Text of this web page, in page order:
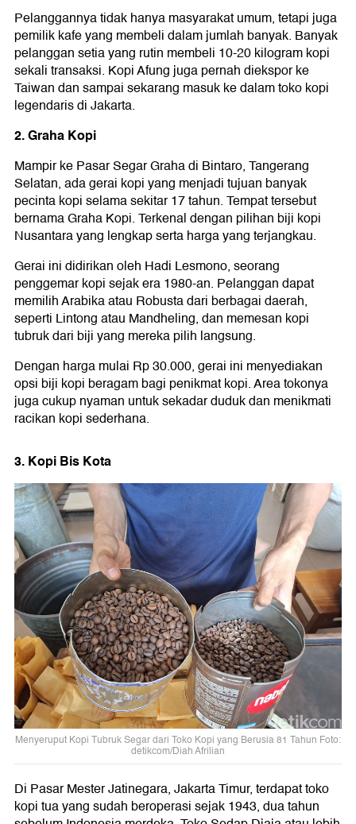
Pelanggannya tidak hanya masyarakat umum, tetapi juga
pemilik kafe yang membeli dalam jumlah banyak. Banyak
pelanggan setia yang rutin membeli 10-20 kilogram kopi
sekali transaksi. Kopi Afung juga pernah diekspor ke
Taiwan dan sampai sekarang masuk ke dalam toko kopi
legendaris di Jakarta.
2. Graha Kopi
Mampir ke Pasar Segar Graha di Bintaro, Tangerang
Selatan, ada gerai kopi yang menjadi tujuan banyak
pecinta kopi selama sekitar 17 tahun. Tempat tersebut
bernama Graha Kopi. Terkenal dengan pilihan biji kopi
Nusantara yang lengkap serta harga yang terjangkau.
Gerai ini didirikan oleh Hadi Lesmono, seorang
penggemar kopi sejak era 1980-an. Pelanggan dapat
memilih Arabika atau Robusta dari berbagai daerah,
seperti Lintong atau Mandheling, dan memesan kopi
tubruk dari biji yang mereka pilih langsung.
Dengan harga mulai Rp 30.000, gerai ini menyediakan
opsi biji kopi beragam bagi penikmat kopi. Area tokonya
juga cukup nyaman untuk sekadar duduk dan menikmati
racikan kopi sederhana.
3. Kopi Bis Kota
Menyeruput Kopi Tubruk Segar dari Toko Kopi yang Berusia 81 Tahun Foto:
detikcom/Diah Afrilian
Di Pasar Mester Jatinegara, Jakarta Timur, terdapat toko
kopi tua yang sudah beroperasi sejak 1943, dua tahun